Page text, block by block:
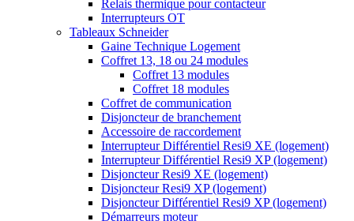
Relais thermique pour contacteur
Interrupteurs OT
Tableaux Schneider
Gaine Technique Logement
Coffret 13, 18 ou 24 modules
Coffret 13 modules
Coffret 18 modules
Coffret de communication
Disjoncteur de branchement
Accessoire de raccordement
Interrupteur Différentiel Resi9 XE (logement)
Interrupteur Différentiel Resi9 XP (logement)
Disjoncteur Resi9 XE (logement)
Disjoncteur Resi9 XP (logement)
Disjoncteur Différentiel Resi9 XP (logement)
Démarreurs moteur